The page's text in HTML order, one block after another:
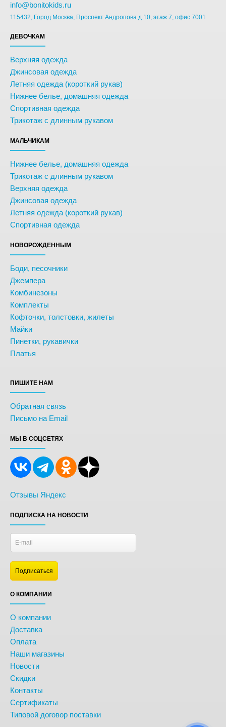
info@bonitokids.ru
115432, Город Москва, Проспект Андропова д.10, этаж 7, офис 7001
ДЕВОЧКАМ
Верхняя одежда
Джинсовая одежда
Летняя одежда (короткий рукав)
Нижнее белье, домашняя одежда
Спортивная одежда
Трикотаж с длинным рукавом
МАЛЬЧИКАМ
Нижнее белье, домашняя одежда
Трикотаж с длинным рукавом
Верхняя одежда
Джинсовая одежда
Летняя одежда (короткий рукав)
Спортивная одежда
НОВОРОЖДЕННЫМ
Боди, песочники
Джемпера
Комбинезоны
Комплекты
Кофточки, толстовки, жилеты
Майки
Пинетки, рукавички
Платья
ПИШИТЕ НАМ
Обратная связь
Письмо на Email
МЫ В СОЦСЕТЯХ
Отзывы Яндекс
ПОДПИСКА НА НОВОСТИ
О КОМПАНИИ
О компании
Доставка
Оплата
Наши магазины
Новости
Скидки
Контакты
Сертификаты
Типовой договор поставки